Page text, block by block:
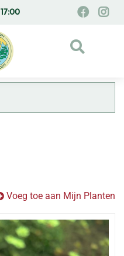
17:00
Voeg toe aan Mijn Planten